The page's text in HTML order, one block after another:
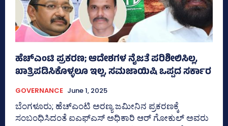
ಹೆಚ್‌ಎಂಟಿ ಪ್ರಕರಣ; ಆದೇಶಗಳ ನೈಜತೆ ಪರಿಶೀಲಿಸಿಲ್ಲ,
ಖಾತ್ರಿಪಡಿಸಿಕೊಳ್ಳಲೂ ಇಲ್ಲ, ಸಮಜಾಯಿಷಿ ಒಪ್ಪದ ಸರ್ಕಾರ
GOVERNANCE June 1, 2025
ಬೆಂಗಳೂರು; ಹೆಚ್‌ಎಂಟಿ ಅರಣ್ಯ ಜಮೀನಿನ ಪ್ರಕರಣಕ್ಕೆ
ಸಂಬಂಧಿಸಿದಂತೆ ಐಎಫ್‌ಎಸ್‌ ಅಧಿಕಾರಿ ಆರ್‍‌ ಗೋಕುಲ್‌ ಅವರು